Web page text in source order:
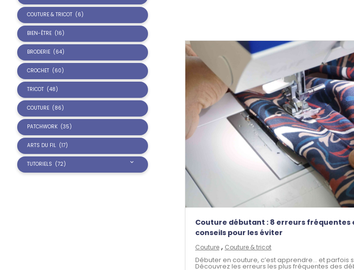
COUTURE & TRICOT (6)
BIEN-ÊTRE (16)
BRODERIE (64)
CROCHET (60)
TRICOT (48)
COUTURE (86)
PATCHWORK (35)
ARTS DU FIL (17)
TUTORIELS (72)
Couture débutant : 8 erreurs fréquentes
conseils pour les éviter
Couture , Couture & tricot
Débuter en couture, c’est apprendre… et parfois
Découvrez les erreurs les plus fréquentes des